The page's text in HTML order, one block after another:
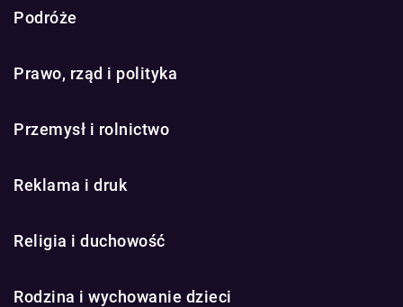
Podróże
Prawo, rząd i polityka
Przemysł i rolnictwo
Reklama i druk
Religia i duchowość
Rodzina i wychowanie dzieci